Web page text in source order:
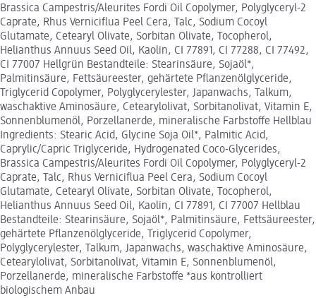
Brassica Campestris/Aleurites Fordi Oil Copolymer, Polyglyceryl-2
Caprate, Rhus Verniciflua Peel Cera, Talc, Sodium Cocoyl
Glutamate, Cetearyl Olivate, Sorbitan Olivate, Tocopherol,
Helianthus Annuus Seed Oil, Kaolin, CI 77891, CI 77288, CI 77492,
CI 77007 Hellgrün Bestandteile: Stearinsäure, Sojaöl*,
Palmitinsäure, Fettsäureester, gehärtete Pflanzenölglyceride,
Triglycerid Copolymer, Polyglycerylester, Japanwachs, Talkum,
waschaktive Aminosäure, Cetearylolivat, Sorbitanolivat, Vitamin E,
Sonnenblumenöl, Porzellanerde, mineralische Farbstoffe Hellblau
Ingredients: Stearic Acid, Glycine Soja Oil*, Palmitic Acid,
Caprylic/Capric Triglyceride, Hydrogenated Coco-Glycerides,
Brassica Campestris/Aleurites Fordi Oil Copolymer, Polyglyceryl-2
Caprate, Talc, Rhus Verniciflua Peel Cera, Sodium Cocoyl
Glutamate, Cetearyl Olivate, Sorbitan Olivate, Tocopherol,
Helianthus Annuus Seed Oil, Kaolin, CI 77891, CI 77007 Hellblau
Bestandteile: Stearinsäure, Sojaöl*, Palmitinsäure, Fettsäureester,
gehärtete Pflanzenölglyceride, Triglycerid Copolymer,
Polyglycerylester, Talkum, Japanwachs, waschaktive Aminosäure,
Cetearylolivat, Sorbitanolivat, Vitamin E, Sonnenblumenöl,
Porzellanerde, mineralische Farbstoffe *aus kontrolliert
biologischem Anbau